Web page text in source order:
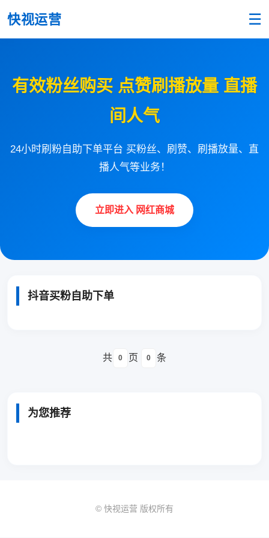
快视运营 ☰
有效粉丝购买 点赞刷播放量 直播
间人气
24小时刷粉自助下单平台 买粉丝、刷赞、刷播放量、直
播人气等业务！
立即进入 网红商城
抖音买粉自助下单
共 0 页 0 条
为您推荐
© 快视运营 版权所有